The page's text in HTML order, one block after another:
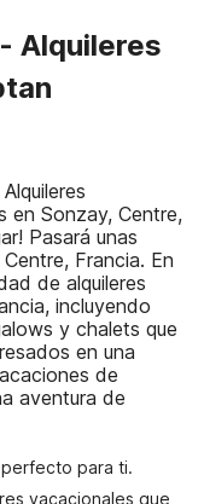
Alquileres
en Sonzay, Centre,
Pasará unas
Francia. En
de alquileres
incluyendo
y chalets que
en una
de
aventura de
para ti.
vacacionales que